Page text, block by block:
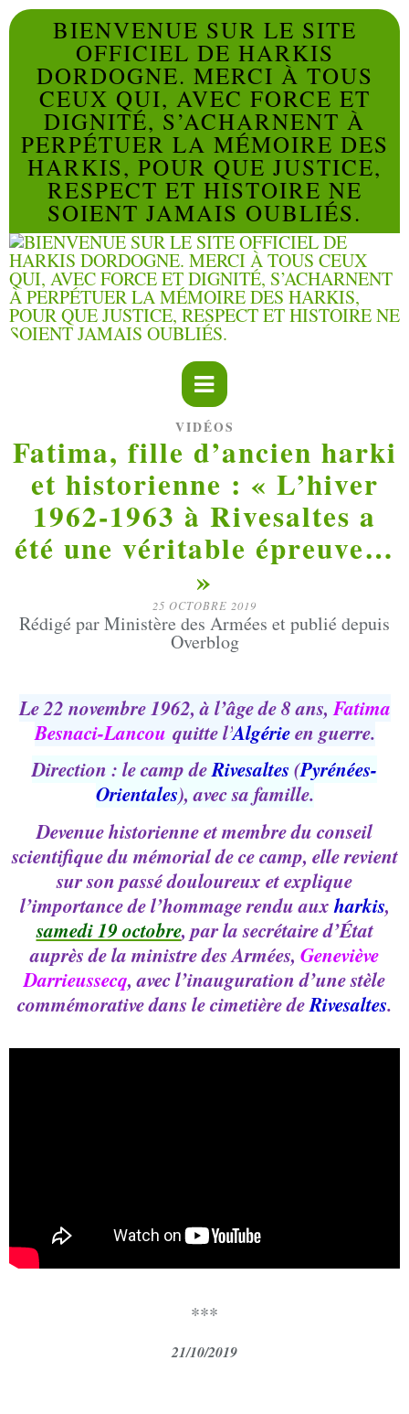
BIENVENUE SUR LE SITE
OFFICIEL DE HARKIS
DORDOGNE. MERCI À TOUS
CEUX QUI, AVEC FORCE ET
DIGNITÉ, S’ACHARNENT À
PERPÉTUER LA MÉMOIRE DES
HARKIS, POUR QUE JUSTICE,
RESPECT ET HISTOIRE NE
SOIENT JAMAIS OUBLIÉS.
VIDÉOS
Fatima, fille d’ancien harki
et historienne : « L’hiver
1962-1963 à Rivesaltes a
été une véritable épreuve…
»
25 OCTOBRE 2019
Rédigé par Ministère des Armées et publié depuis
Overblog
Le 22 novembre 1962, à l’âge de 8 ans, Fatima
Besnaci-Lancou quitte l’Algérieen guerre.
Direction : le camp deRivesaltes (Pyrénées-
Orientales), avec sa famille.
Devenue historienne et membre du conseil
scientifique du mémorial de ce camp, elle revient
sur son passé douloureux et explique
l’importance de l’hommage rendu auxharkis,
samedi 19 octobre, par la secrétaire d’État
auprès de la ministre des Armées, Geneviève
Darrieussecq, avec l’inauguration d’une stèle
commémorative dans le cimetière deRivesaltes.
***
21/10/2019